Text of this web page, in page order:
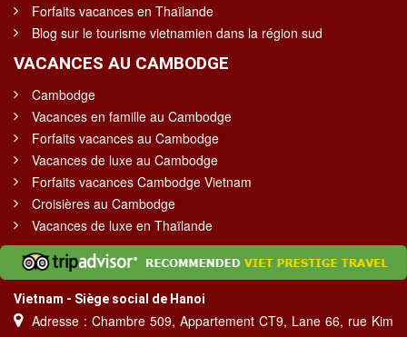
Forfaits vacances en Thaïlande
Blog sur le tourisme vietnamien dans la région sud
VACANCES AU CAMBODGE
Cambodge
Vacances en famille au Cambodge
Forfaits vacances au Cambodge
Vacances de luxe au Cambodge
Forfaits vacances Cambodge Vietnam
Croisières au Cambodge
Vacances de luxe en Thaïlande
Vietnam - Siège social de Hanoi
Adresse : Chambre 509, Appartement CT9, Lane 66, rue Kim